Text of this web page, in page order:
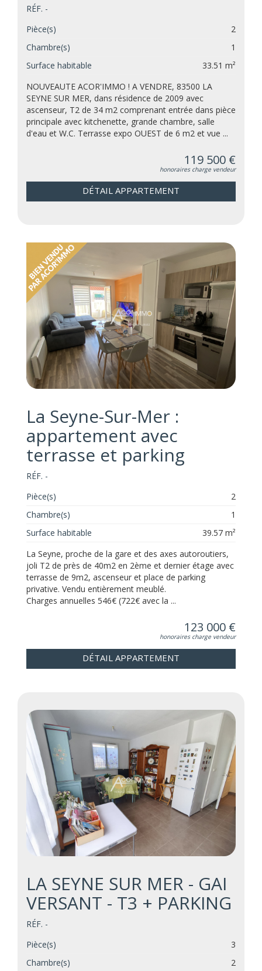
RÉF. -
Pièce(s)
2
Chambre(s)
1
Surface habitable
33.51 m²
NOUVEAUTE ACOR'IMMO ! A VENDRE, 83500 LA
SEYNE SUR MER, dans résidence de 2009 avec
ascenseur, T2 de 34 m2 comprenant entrée dans pièce
principale avec kitchenette, grande chambre, salle
d'eau et W.C. Terrasse expo OUEST de 6 m2 et vue ...
119 500 €
honoraires charge vendeur
DÉTAIL APPARTEMENT
La Seyne-Sur-Mer :
appartement avec
terrasse et parking
RÉF. -
Pièce(s)
2
Chambre(s)
1
Surface habitable
39.57 m²
La Seyne, proche de la gare et des axes autoroutiers,
joli T2 de près de 40m2 en 2ème et dernier étage avec
terrasse de 9m2, ascenseur et place de parking
privative. Vendu entièrement meublé.
Charges annuelles 546€ (722€ avec la ...
123 000 €
honoraires charge vendeur
DÉTAIL APPARTEMENT
LA SEYNE SUR MER - GAI
VERSANT - T3 + PARKING
RÉF. -
Pièce(s)
3
Chambre(s)
2